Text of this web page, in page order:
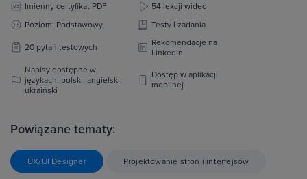
Imienny certyfikat PDF
54 lekcji wideo
Poziom: Podstawowy
Testy i zadania
20 pytań testowych
Rekomendacje na
LinkedIn
Napisy dostępne w
językach: polski, angielski,
ukraiński
Dostęp w aplikacji
mobilnej
Powiązane tematy:
UX/UI Designer Projektowanie stron i interfejsów